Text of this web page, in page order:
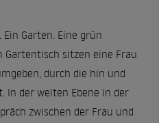
Garten. Eine grün
Gartentisch sitzen eine Frau
durch die hin und
In der weiten Ebene in der
zwischen der Frau und